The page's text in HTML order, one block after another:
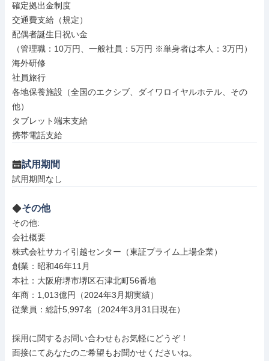
確定拠出金制度
交通費支給（規定）
配偶者誕生日祝い金
（管理職：10万円、一般社員：5万円 ※単身者は本人：3万円）
海外研修
社員旅行
各地保養施設（全国のエクシブ、ダイワロイヤルホテル、その
他）
タブレット端末支給
携帯電話支給
試用期間
試用期間なし
その他
その他:
会社概要
株式会社サカイ引越センター（東証プライム上場企業）
創業：昭和46年11月
本社：大阪府堺市堺区石津北町56番地
年商：1,013億円（2024年3月期実績）
従業員：総計5,997名（2024年3月31日現在）
採用に関するお問い合わせもお気軽にどうぞ！
面接にてあなたのご希望もお聞かせくださいね。